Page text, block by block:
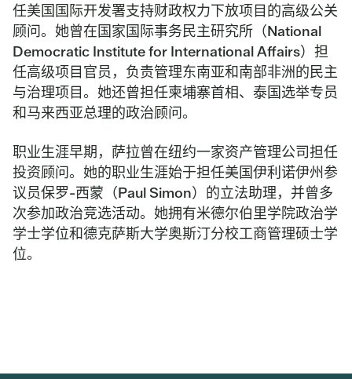
任美国国际开发署支持财政权力下放项目的高级公关
顾问。她曾在国家国际事务民主研究所（National
Democratic Institute for International Affairs）担
任高级项目官员，负责管理东南亚和南部非洲的民主
与治理项目。她还曾担任柬埔寨首相、泰国选举专员
和马来西亚总理的政治顾问。
职业生涯早期，萨拉曾在纽约一家资产管理公司担任
投资顾问。她的职业生涯始于担任美国伊利诺伊州参
议员保罗-西蒙（Paul Simon）的立法助理，并曾多
次参加政治竞选活动。她拥有米德尔伯里学院政治学
学士学位和德克萨斯大学奥斯汀分校工商管理硕士学
位。